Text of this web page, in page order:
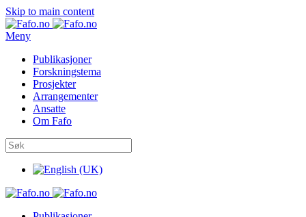
Skip to main content
Meny
Publikasjoner
Forskningstema
Prosjekter
Arrangementer
Ansatte
Om Fafo